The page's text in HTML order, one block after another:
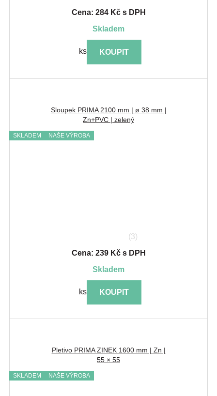
Cena: 284 Kč s DPH
skladem
ks KOUPIT
Sloupek PRIMA 2100 mm | ø 38 mm |
Zn+PVC | zelený
SKLADEM NAŠE VÝROBA
(3)
Cena: 239 Kč s DPH
skladem
ks KOUPIT
Pletivo PRIMA ZINEK 1600 mm | Zn |
55 × 55
SKLADEM NAŠE VÝROBA